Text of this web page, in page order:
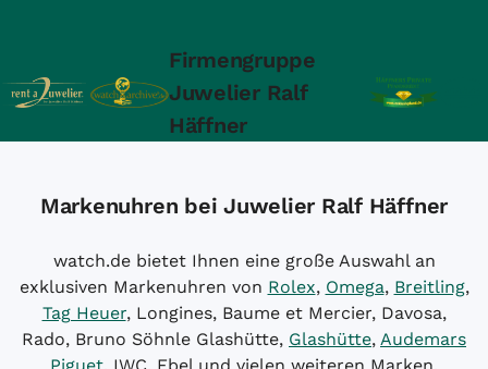
Firmengruppe
Juwelier Ralf
Häffner
Markenuhren bei Juwelier Ralf Häffner
watch.de bietet Ihnen eine große Auswahl an
exklusiven Markenuhren von Rolex, Omega, Breitling,
Tag Heuer, Longines, Baume et Mercier, Davosa,
Rado, Bruno Söhnle Glashütte, Glashütte, Audemars